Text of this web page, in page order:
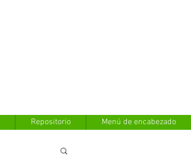
Repositorio Menú de encabezado